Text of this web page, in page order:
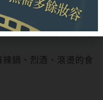
糖、麻糬等等。
甘蔗、口香糖、檳榔等
鍋、烈酒、滾燙的食